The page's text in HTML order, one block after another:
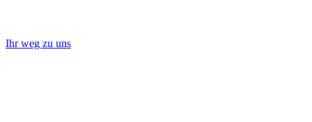
Ihr weg zu uns